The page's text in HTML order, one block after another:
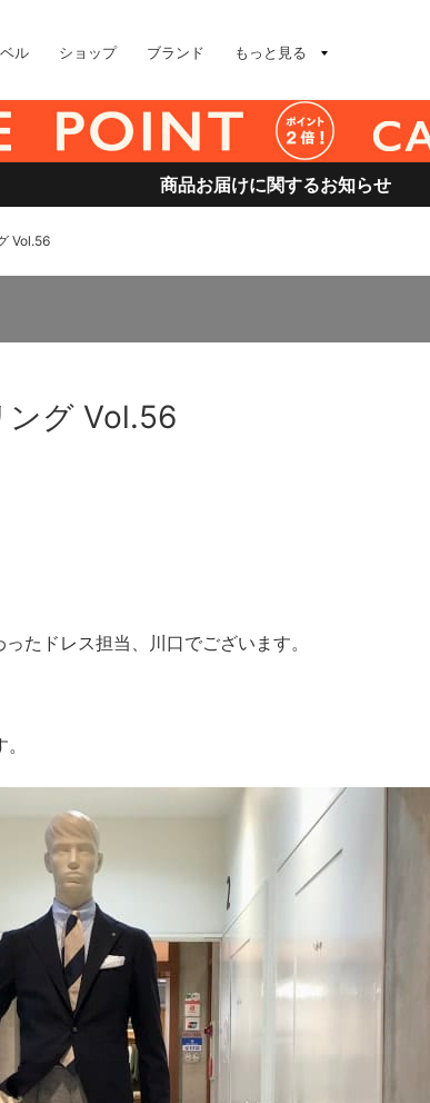
ル ショップ ブランド もっと見る
商品お届けに関するお知らせ
Vol.56
グ Vol.56
たドレス担当、川口でございます。